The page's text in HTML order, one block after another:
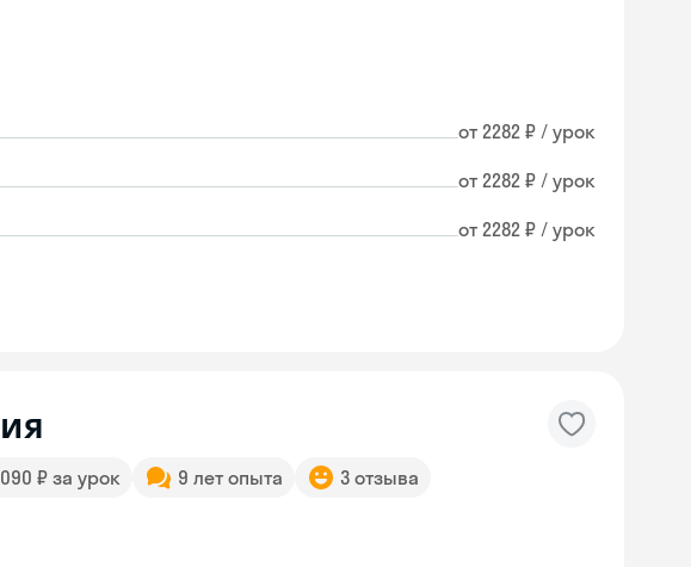
от 2282 ₽ / урок
от 2282 ₽ / урок
от 2282 ₽ / урок
₽ за урок 9 лет опыта 3 отзыва